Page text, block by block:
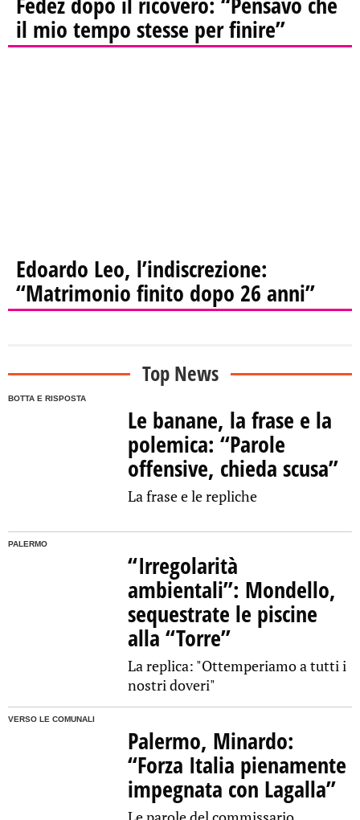
il mio tempo stesse per finire”
Edoardo Leo, l’indiscrezione:
“Matrimonio finito dopo 26 anni”
Top News
BOTTA E RISPOSTA
Le banane, la frase e la
polemica: “Parole
offensive, chieda scusa”
La frase e le repliche
PALERMO
“Irregolarità
ambientali”: Mondello,
sequestrate le piscine
alla “Torre”
La replica: "Ottemperiamo a tutti i
nostri doveri"
VERSO LE COMUNALI
Palermo, Minardo:
“Forza Italia pienamente
impegnata con Lagalla”